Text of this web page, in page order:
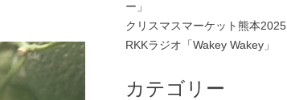
ー」
クリスマスマーケット熊本2025
RKKラジオ「Wakey Wakey」
カテゴリー